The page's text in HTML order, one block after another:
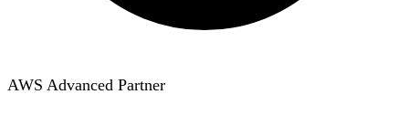
AWS Advanced Partner